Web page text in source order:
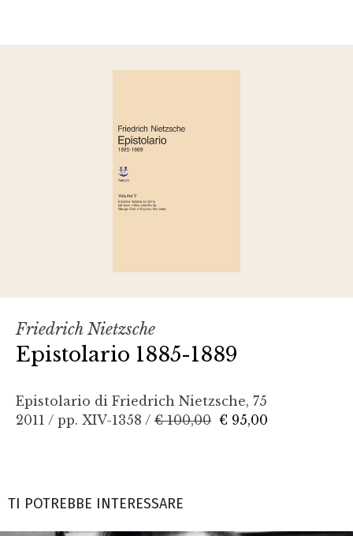
Friedrich Nietzsche
Epistolario 1885-1889
Epistolario di Friedrich Nietzsche, 75
2011 / pp. XIV-1358 / € 100,00 € 95,00
TI POTREBBE INTERESSARE